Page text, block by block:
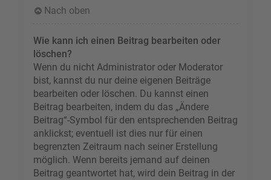
Nach oben
Wie kann ich einen Beitrag bearbeiten oder
löschen?
Wenn du nicht Administrator oder Moderator
bist, kannst du nur deine eigenen Beiträge
bearbeiten oder löschen. Du kannst einen
Beitrag bearbeiten, indem du das „Ändere
Beitrag“-Symbol für den entsprechenden Beitrag
anklickst; eventuell ist dies nur für einen
begrenzten Zeitraum nach seiner Erstellung
möglich. Wenn bereits jemand auf deinen
Beitrag geantwortet hat, wird dein Beitrag in der